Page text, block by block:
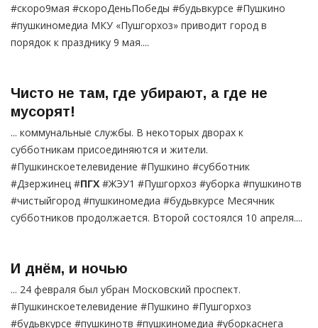
#скоро9мая #скороДеньПобеды #будьвкурсе #Пушкино
#пушкиномедиа МКУ «Пушгорхоз» приводит город в
порядок к празднику 9 мая....
Чисто не там, где убирают, а где не
мусорят!
... коммунальные службы. В некоторых дворах к
субботникам присоединяются и жители.
#Пушкинскоетелевидение #Пушкино #субботник
#Дзержинец #ПГХ #ЖЭУ1 #Пушгорхоз #уборка #пушкинотв
#чистыйгород #пушкиномедиа #будьвкурсе Месячник
субботников продолжается. Второй состоялся 10 апреля....
И днём, и ночью
... 24 февраля был убран Московский проспект.
#Пушкинскоетелевидение #Пушкино #Пушгорхоз
#будьвкурсе #пушкинотв #пушкиномедиа #уборкаснега